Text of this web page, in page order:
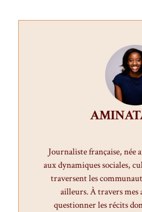
Journaliste française, née
aux dynamiques sociales,
traversent les
ailleurs. À travers mes
questionner les récits